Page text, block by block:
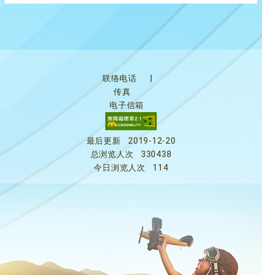
联络电话
传真
电子信箱
最后更新
2019-12-20
总浏览人次
330438
今日浏览人次
114